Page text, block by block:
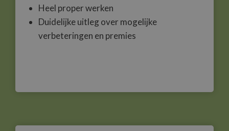
Heel proper werken
Duidelijke uitleg over mogelijke
verbeteringen en premies